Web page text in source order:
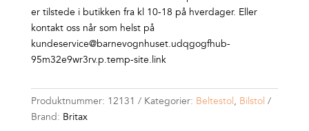
er tilstede i butikken fra kl 10-18 på hverdager. Eller
kontakt oss når som helst på
kundeservice@barnevognhuset.udqgogfhub-
95m32e9wr3rv.p.temp-site.link
Produktnummer: 12131 Kategorier: Beltestol , Bilstol
Brand: Britax